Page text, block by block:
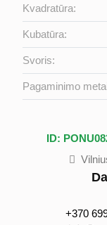
Kvadratūra:
Kubatūra:
Svoris:
Pagaminimo
ID:
+370